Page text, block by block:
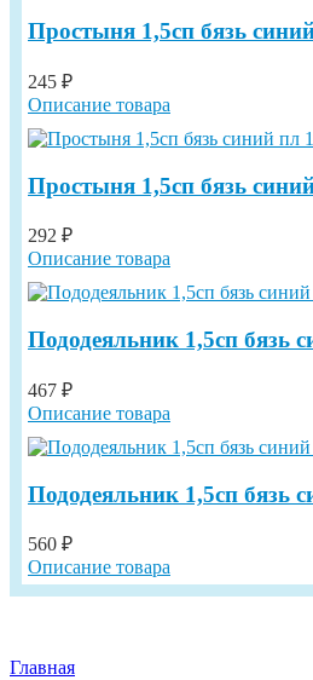
Простыня 1,5сп бязь
245 ₽
Описание товара
Простыня 1,5сп бязь
292 ₽
Описание товара
Пододеяльник 1,5сп бязь
467 ₽
Описание товара
Пододеяльник 1,5сп бязь
560 ₽
Описание товара
Главная